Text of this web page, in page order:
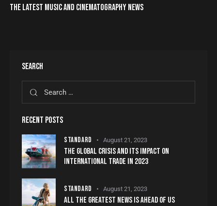
THE LATEST MUSIC AND CINEMATOGRAPHY NEWS
SEARCH
RECENT POSTS
STANDARD August 21, 2023
THE GLOBAL CRISIS AND ITS IMPACT ON
INTERNATIONAL TRADE IN 2023
STANDARD August 21, 2023
ALL THE GREATEST NEWS IS AHEAD OF US